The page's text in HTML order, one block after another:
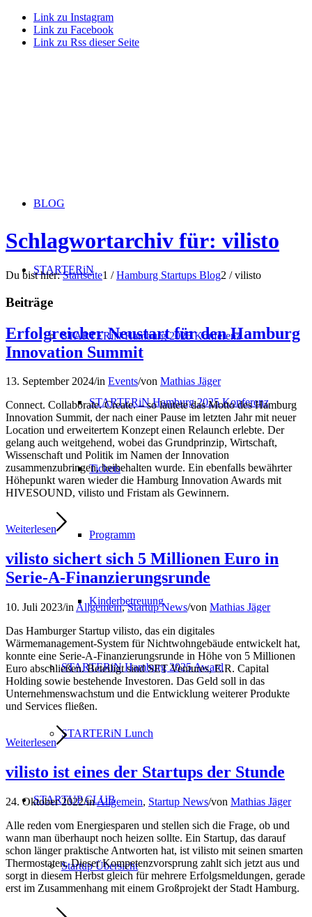
Link zu Instagram
Link zu Facebook
Link zu Rss dieser Seite
BLOG
STARTERiN
STARTERiN Hamburg 2025 Konferenz
STARTERiN Hamburg 2025 Konferenz
Tickets
Programm
Kinderbetreuung
STARTERiN Hamburg 2025 Award
STARTERiN Lunch
STARTUP CLUB
Startup Übersicht
Schlagwortarchiv für: vilisto
Du bist hier: Startseite1 / Hamburg Startups Blog2 / vilisto
Beiträge
Erfolgreicher Neustart für den Hamburg
Innovation Summit
13. September 2024/in Events/von Mathias Jäger
Connect. Collaborate. Create. – so lautete das Motto des Hamburg
Innovation Summit, der nach einer Pause im letzten Jahr mit neuer
Location und erweitertem Konzept einen Relaunch erlebte. Der
gelang auch weitgehend, wobei das Grundprinzip, Wirtschaft,
Wissenschaft und Politik im Namen der Innovation
zusammenzubringen, beibehalten wurde. Ein ebenfalls bewährter
Höhepunkt waren wieder die Hamburg Innovation Awards mit
HIVESOUND, vilisto und Fristam als Gewinnern.
Weiterlesen
vilisto sichert sich 5 Millionen Euro in
Serie-A-Finanzierungsrunde
10. Juli 2023/in Allgemein,Startup News/von Mathias Jäger
Das Hamburger Startup vilisto, das ein digitales
Wärmemanagement-System für Nichtwohngebäude entwickelt hat,
konnte eine Serie-A-Finanzierungsrunde in Höhe von 5 Millionen
Euro abschließen. Beteiligt sind SET Ventures, E.R. Capital
Holding sowie bestehende Investoren. Das Geld soll in das
Unternehmenswachstum und die Entwicklung weiterer Produkte
und Services fließen.
Weiterlesen
vilisto ist eines der Startups der Stunde
24. Oktober 2022/inAllgemein, Startup News/von Mathias Jäger
Alle reden vom Energiesparen und stellen sich die Frage, ob und
wann man überhaupt noch heizen sollte. Ein Startup, das darauf
schon länger praktische Antworten hat, ist vilisto mit seinen smarten
Thermostaten. Dieser Kompetenzvorsprung zahlt sich jetzt aus und
sorgt in diesem Herbst gleich für mehrere Erfolgsmeldungen, gerade
erst im Zusammenhang mit einem Großprojekt der Stadt Hamburg.